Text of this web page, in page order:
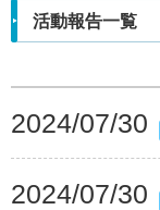
活動報告一覧
2024/07/30
2024/07/30